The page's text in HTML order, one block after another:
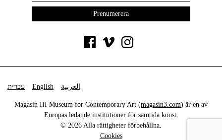
עברית English العربية
Magasin III Museum for Contemporary Art (magasin3.com) är en av
Europas ledande institutioner för samtida konst.
© 2026 Alla rättigheter förbehållna.
Cookies